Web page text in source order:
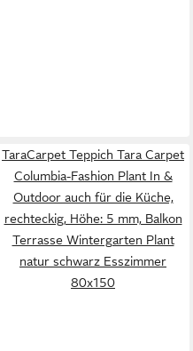
TaraCarpet Teppich Tara Carpet
Columbia-Fashion Plant In &
Outdoor auch für die Küche,
rechteckig, Höhe: 5 mm, Balkon
Terrasse Wintergarten Plant
natur schwarz Esszimmer
80x150